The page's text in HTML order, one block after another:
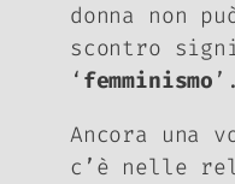
donna non
scontro
‘ femminismo
Ancora una
c’è nelle